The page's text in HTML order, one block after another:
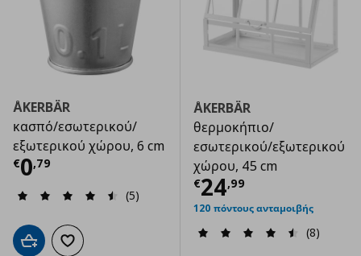
ÅKERBÄR
κασπό/εσωτερικού/
εξωτερικού χώρου, 6 cm
€0,79
Τρέχουσα τιμή € 0,79
(5)
Προσθήκη στο καλάθι
Προσθήκη στα αγαπημένα
ÅKERBÄR
θερμοκήπιο/
εσωτερικού/εξωτερικού
χώρου, 45 cm
€24,99
Τρέχουσα
120 πόντους ανταμοιβής
(8)